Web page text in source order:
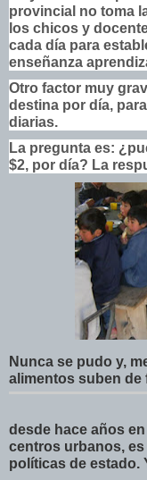
provincial no toma
los chicos y
cada día para
enseñanza
Otro factor muy
destina por día,
diarias.
La pregunta es:
$2, por día? La
Nunca se pudo y,
alimentos suben de
desde hace años
centros urbanos,
políticas de estado.